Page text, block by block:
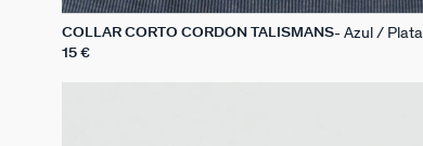
COLLAR CORTO CORDÓN TALISMANS Azul / Plata
15 €